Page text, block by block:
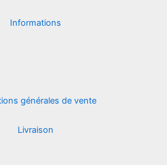
Informations
générales de vente
Livraison